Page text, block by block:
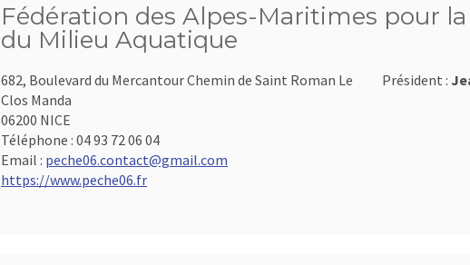
Fédération des Alpes-Maritimes pour
du Milieu Aquatique
682, Boulevard du Mercantour Chemin de Saint Roman Le
Clos Manda
06200 NICE
Téléphone : 04 93 72 06 04
Email : peche06.contact@gmail.com
https://www.peche06.fr
Président :